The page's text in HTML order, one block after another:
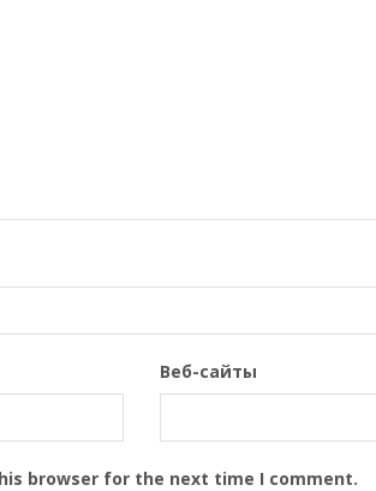
Веб-сайты
browser for the next time I comment.